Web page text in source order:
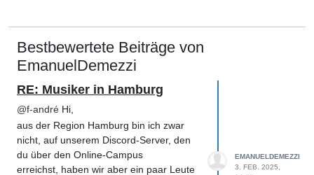
Bestbewertete Beiträge von
EmanuelDemezzi
RE: Musiker in Hamburg
@f-andré Hi,
aus der Region Hamburg bin ich zwar
nicht, auf unserem Discord-Server, den
du über den Online-Campus
erreichst, haben wir aber ein paar Leute
EMANUELDEMEZZI
3. FEB. 2025,